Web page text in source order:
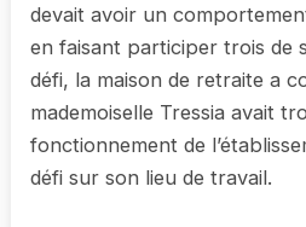
devait avoir un
en faisant participer trois de
défi, la maison de retraite a
mademoiselle Tressia avait
fonctionnement de
défi sur son lieu de travail.